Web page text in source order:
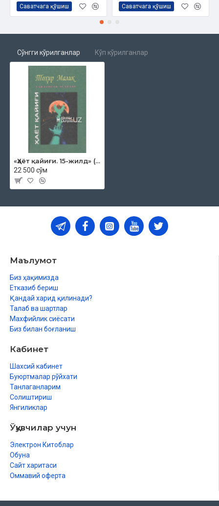
Саватчага қўшиш Саватчага қўшиш
Сўнгги кўрилганлар Кўп кўрилганлар
«Ҳаёт қайиғи. 15-жилд» (Танланган асарлар)
22 500 сўм
Маълумот
Биз ҳақимизда
Етказиб бериш
Қандай харид қилинади?
Талаб ва шартлар
Махфийлик сиёсати
Биз билан боғланиш
Кабинет
Шахсий кабинет
Буюртмалар рўйхати
Танлаганларим
Солиштириш
Янгиликлар
Ўқувчилар учун
Электрон Китоблар
Обуна
Сайт харитаси
Оммавий оферта